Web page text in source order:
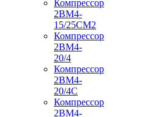
Компрессор
2ВМ4-
15/25СМ2
Компрессор
2ВМ4-
20/4
Компрессор
2ВМ4-
20/4С
Компрессор
2ВМ4-